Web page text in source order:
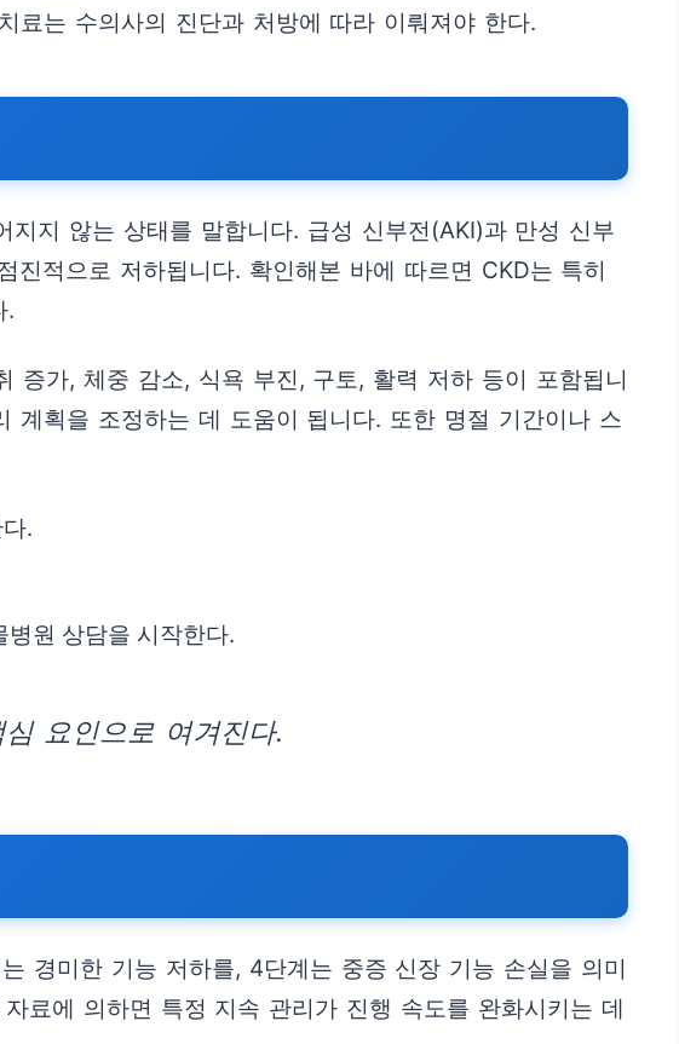
료는 수의사의 진단과 처방에 따라 이뤄져야 한다.
지 않는 상태를 말합니다. 급성 신부전(AKI)과 만성 신부
적으로 저하됩니다. 확인해본 바에 따르면 CKD는 특히
.
증가, 체중 감소, 식욕 부진, 구토, 활력 저하 등이 포함됩니
계획을 조정하는 데 도움이 됩니다. 또한 명절 기간이나 스
.
원 상담을 시작한다.
요인으로 여겨진다.
경미한 기능 저하를, 4단계는 중증 신장 기능 손실을 의미
료에 의하면 특정 지속 관리가 진행 속도를 완화시키는 데